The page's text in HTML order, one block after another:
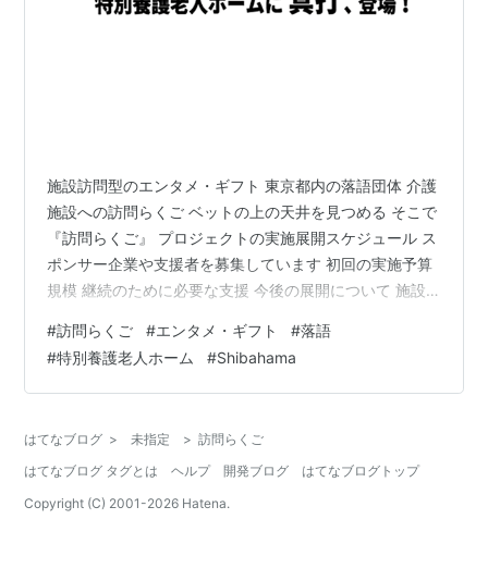
施設訪問型のエンタメ・ギフト 東京都内の落語団体 介護
施設への訪問らくご ベットの上の天井を見つめる そこで
『訪問らくご』 プロジェクトの実施展開スケジュール ス
ポンサー企業や支援者を募集しています 初回の実施予算
規模 継続のために必要な支援 今後の展開について 施設
て、特別養護老人ホームの５施設と調整して、２０２３
年１０月に《訪問らくご》を開催します。（2023.08.17
更新） 《訪問らくご》とは、東京都内の《特別養護老人
スで、ちょいと落語を一席おたのしみいただきます。
【開催概要】 10/…
#訪問らくご #エンタメ・ギフト #落語
#特別養護老人ホーム #Shibahama
はてなブログ > 未指定 > 訪問らくご
はてなブログ タグとは
ヘルプ 開発ブログ
はてなブログトップ
Copyright (C) 2001-2026 Hatena.